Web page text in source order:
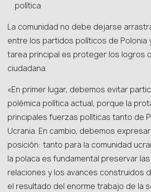
política
La comunidad no debe dejarse
entre los partidos políticos de Polonia
tarea principal es proteger los logros
ciudadana.
«En primer lugar, debemos evitar
polémica política actual, porque la
principales fuerzas políticas tanto de
Ucrania. En cambio, debemos
posición: tanto para la comunidad
la polaca es fundamental preservar
relaciones y los avances construidos
el resultado del enorme trabajo de la